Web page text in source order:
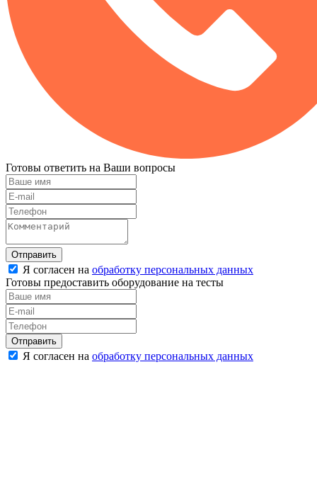
Готовы ответить на Ваши вопросы
Отправить
Я согласен на обработку персональных данных
Готовы предоставить оборудование на тесты
Отправить
Я согласен на обработку персональных данных